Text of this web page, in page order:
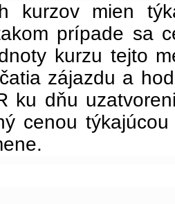
kurzov mien
prípade sa
kurzu tejto
zájazdu a
ku dňu
cenou